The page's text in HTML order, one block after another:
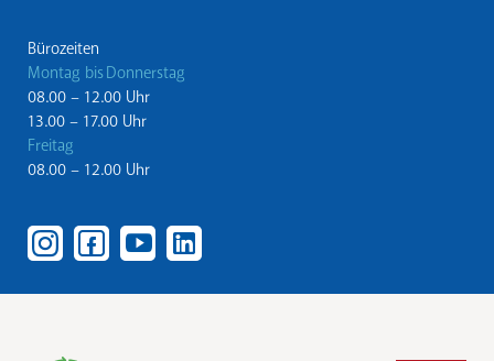
Bürozeiten
Montag bis Donnerstag
08.00 – 12.00 Uhr
13.00 – 17.00 Uhr
Freitag
08.00 – 12.00 Uhr